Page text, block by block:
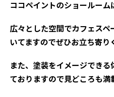
ココペイントのショールーム
広々とした空間でカフェス
いてますのでぜひお立ち寄り
また、塗装をイメージでき
ておりますので見どころも満